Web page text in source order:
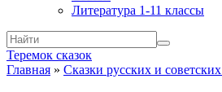
Литература 1-11 классы
Теремок сказок
Главная » Сказки русских и